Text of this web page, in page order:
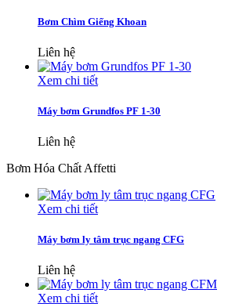
Bơm Chìm Giếng Khoan
Liên hệ
Xem chi tiết
Máy bơm Grundfos PF 1-30
Liên hệ
Bơm Hóa Chất Affetti
Xem chi tiết
Máy bơm ly tâm trục ngang CFG
Liên hệ
Xem chi tiết